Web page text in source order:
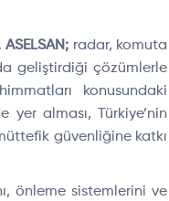
ASELSAN; radar, komuta
geliştirdiği çözümlerle
konusundaki
alması, Türkiye’nin
güvenliğine katkı
önleme sistemlerini ve